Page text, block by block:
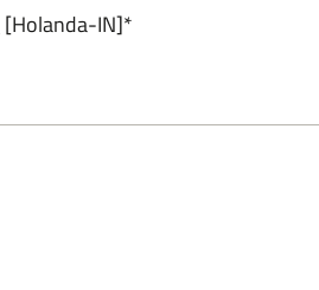
[Holanda-IN]*